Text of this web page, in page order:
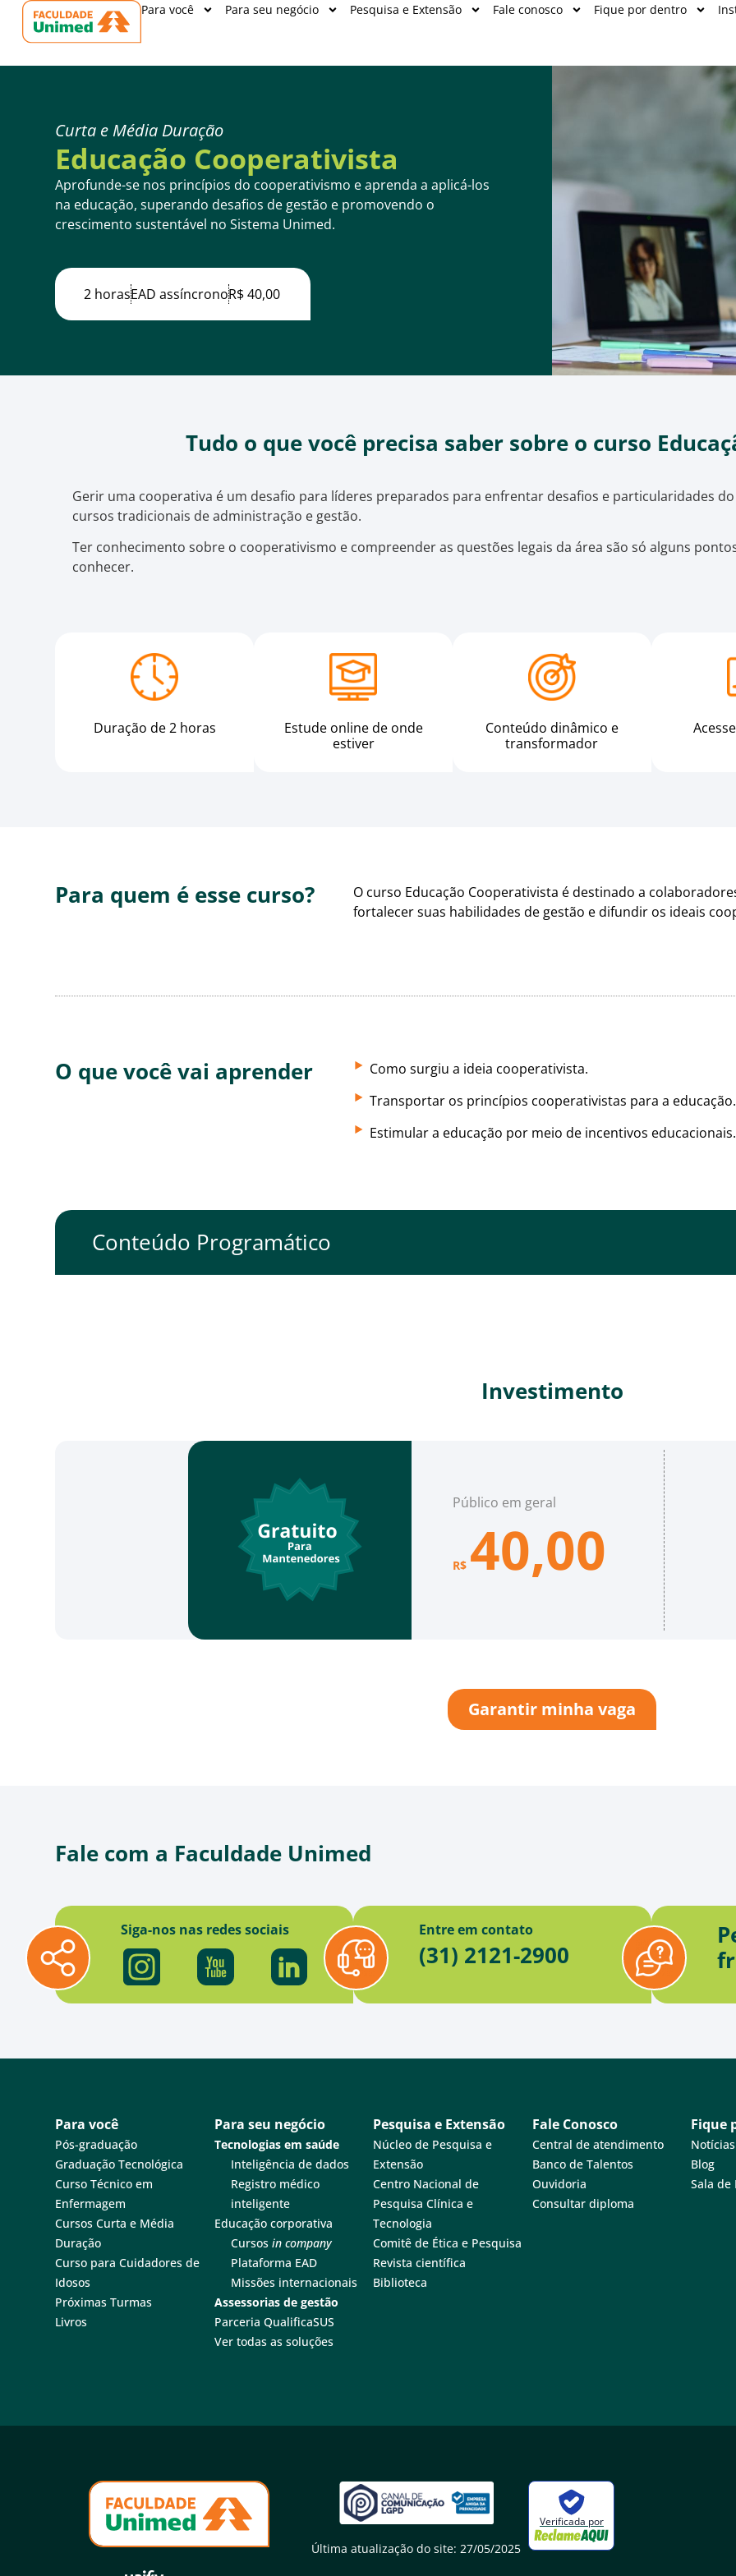
Para você Para seu negócio Pesquisa e Extensão Fale conosco Fique por dentro
Curta e Média Duração
Educação Cooperativista
Aprofunde-se nos princípios do cooperativismo e aprenda a aplicá-los
na educação, superando desafios de gestão e promovendo o
crescimento sustentável no Sistema Unimed.
2 horasEAD assíncronoR$ 40,00
Tudo o que você precisa saber sobre o curso
Gerir uma cooperativa é um desafio para líderes preparados para enfrentar desafios e particularidades
cursos tradicionais de administração e gestão.
Ter conhecimento sobre o cooperativismo e compreender as questões legais da área são só alguns
conhecer.
Duração de 2 horas
Estude online de onde
estiver
Conteúdo dinâmico e
transformador
Para quem é esse curso?
O curso Educação Cooperativista é destinado a
fortalecer suas habilidades de gestão e difundir os ideais
O que você vai aprender
Como surgiu a ideia cooperativista.
Transportar os princípios cooperativistas para a educação.
Estimular a educação por meio de incentivos educacionais.
Conteúdo Programático
Investimento
Público em geral
R$ 40,00
Garantir minha vaga
Fale com a Faculdade Unimed
Siga-nos nas redes sociais Entre em contato
(31) 2121-2900
Para você
Pós-graduação
Graduação Tecnológica
Curso Técnico em
Enfermagem
Cursos Curta e Média
Duração
Curso para Cuidadores de
Idosos
Próximas Turmas
Livros
Para seu negócio
Tecnologias em saúde
Inteligência de dados
Registro médico
inteligente
Educação corporativa
Cursos in company
Plataforma EAD
Missões internacionais
Assessorias de gestão
Parceria QualificaSUS
Ver todas as soluções
Pesquisa e Extensão
Núcleo de Pesquisa e
Extensão
Centro Nacional de
Pesquisa Clínica e
Tecnologia
Comitê de Ética e Pesquisa
Revista científica
Biblioteca
Fale Conosco
Central de atendimento
Banco de Talentos
Ouvidoria
Consultar diploma
Fique
Notícias
Blog
Sala
Última atualização do site: 27/05/2025
Verificada por